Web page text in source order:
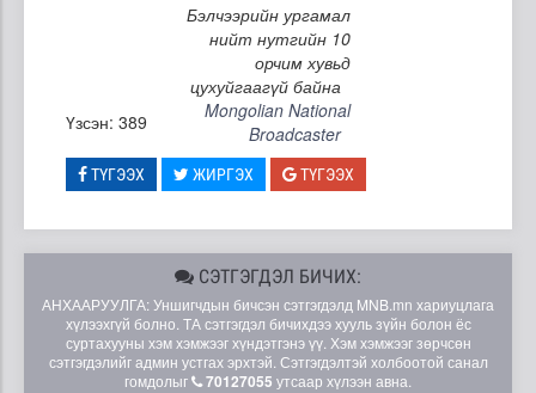
Бэлчээрийн ургамал
нийт нутгийн 10
орчим хувьд
цухуйгаагүй байна
Үзсэн: 389
Mongolian National
Broadcaster
ТҮГЭЭХ ЖИРГЭХ ТҮГЭЭХ
СЭТГЭГДЭЛ БИЧИХ:
АНХААРУУЛГА: Уншигчдын бичсэн сэтгэгдэлд MNB.mn хариуцлага
хүлээхгүй болно. ТА сэтгэгдэл бичихдээ хууль зүйн болон ёс
суртахууны хэм хэмжээг хүндэтгэнэ үү. Хэм хэмжээг зөрчсөн
сэтгэгдэлийг админ устгах эрхтэй. Сэтгэгдэлтэй холбоотой санал
гомдолыг
70127055 утсаар хүлээн авна.